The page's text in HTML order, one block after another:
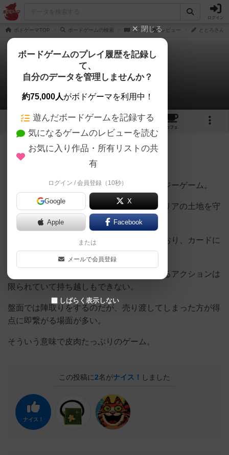
ログイン
ボドゲーマTOP ボードゲームの検索 モア レビュー ととろさん
モア
ととろさんのレビュー
1 1
カフェ
223名 2名 0 6年以上前
オーストラリアの先住民テーマのファンタジーゲーム。
プレイヤーは先住民となって、オーストラリアの土地を守
るか売り渡すかして点数を稼ぐ。
ハンドマネージメントがシステムとなっており、カードに
描かれたアイコン通りの行動を選んでいく。
カードは一度に何枚も使えるが、補充できるアクションは
限られていて持ち越しもできない。
盤面では陣取りをするのだが、売り渡してしまった方が得
点に即繋がる場面が多い。
そういう意味で皮肉たっぷりのゲーム。
この投稿に2名がナイス！ しました
ナイス！
閉じる
ボードゲームのプレイ履歴を記録し
て、
自分のデータを管理しませんか？
約75,000人がボドゲーマを利用中！
遊んだボードゲームを記録する
気になるゲームのレビューを読む
お気に入り作品・所有リストの共
有
ログイン / 会員登録（10秒）
Google X
Apple Facebook
または
メールで会員登録
しばらく表示しない